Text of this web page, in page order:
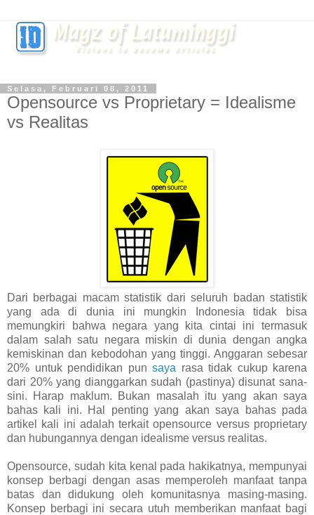
Selasa, Februari 08, 2011
Opensource vs Proprietary = Idealisme
vs Realitas
Dari berbagai macam statistik dari seluruh badan statistik
yang ada di dunia ini mungkin Indonesia tidak bisa
memungkiri bahwa negara yang kita cintai ini termasuk
dalam salah satu negara miskin di dunia dengan angka
kemiskinan dan kebodohan yang tinggi. Anggaran sebesar
20% untuk pendidikan pun saya rasa tidak cukup karena
dari 20% yang dianggarkan sudah (pastinya) disunat sana-
sini. Harap maklum. Bukan masalah itu yang akan saya
bahas kali ini. Hal penting yang akan saya bahas pada
artikel kali ini adalah terkait opensource versus proprietary
dan hubungannya dengan idealisme versus realitas.
Opensource, sudah kita kenal pada hakikatnya, mempunyai
konsep berbagi dengan asas memperoleh manfaat tanpa
batas dan didukung oleh komunitasnya masing-masing.
Konsep berbagi ini secara utuh memberikan manfaat bagi